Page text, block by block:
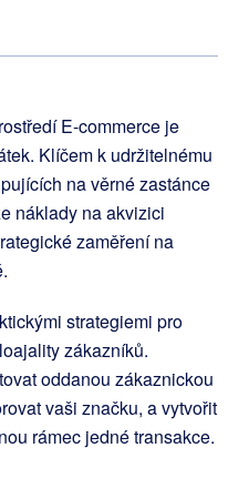
E-commerce je
Klíčem k udržitelnému
na věrné zastánce
náklady na akvizici
zaměření na
strategiemi pro
zákazníků.
oddanou zákaznickou
vaši značku, a vytvořit
rámec jedné transakce.